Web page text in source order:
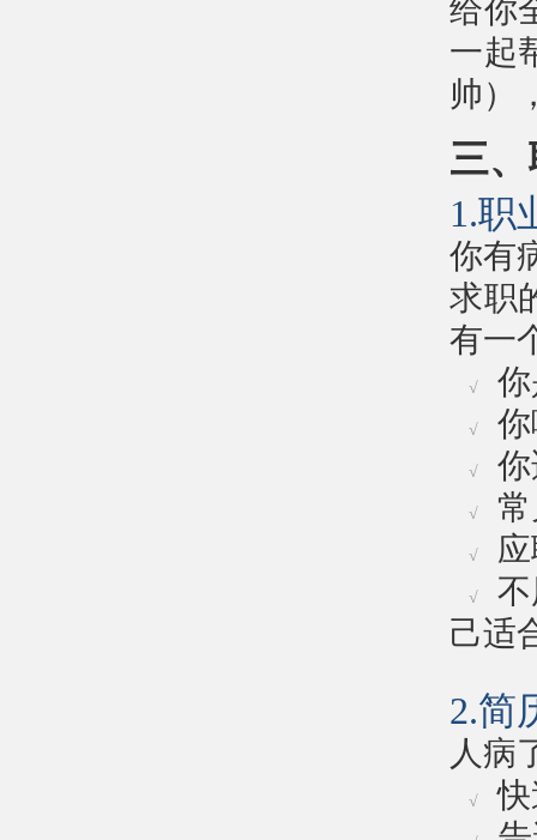
给你
一起
帅）
三
1.职
你有
求职
有一
√
√
√
√
√
√
己适
2.简
人病
√